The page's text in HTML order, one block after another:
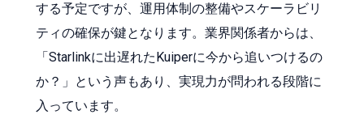
する予定ですが、運用体制の整備やスケーラビリ
ティの確保が鍵となります。業界関係者からは、
「Starlinkに出遅れたKuiperに今から追いつけるの
か？」という声もあり、実現力が問われる段階に
入っています。